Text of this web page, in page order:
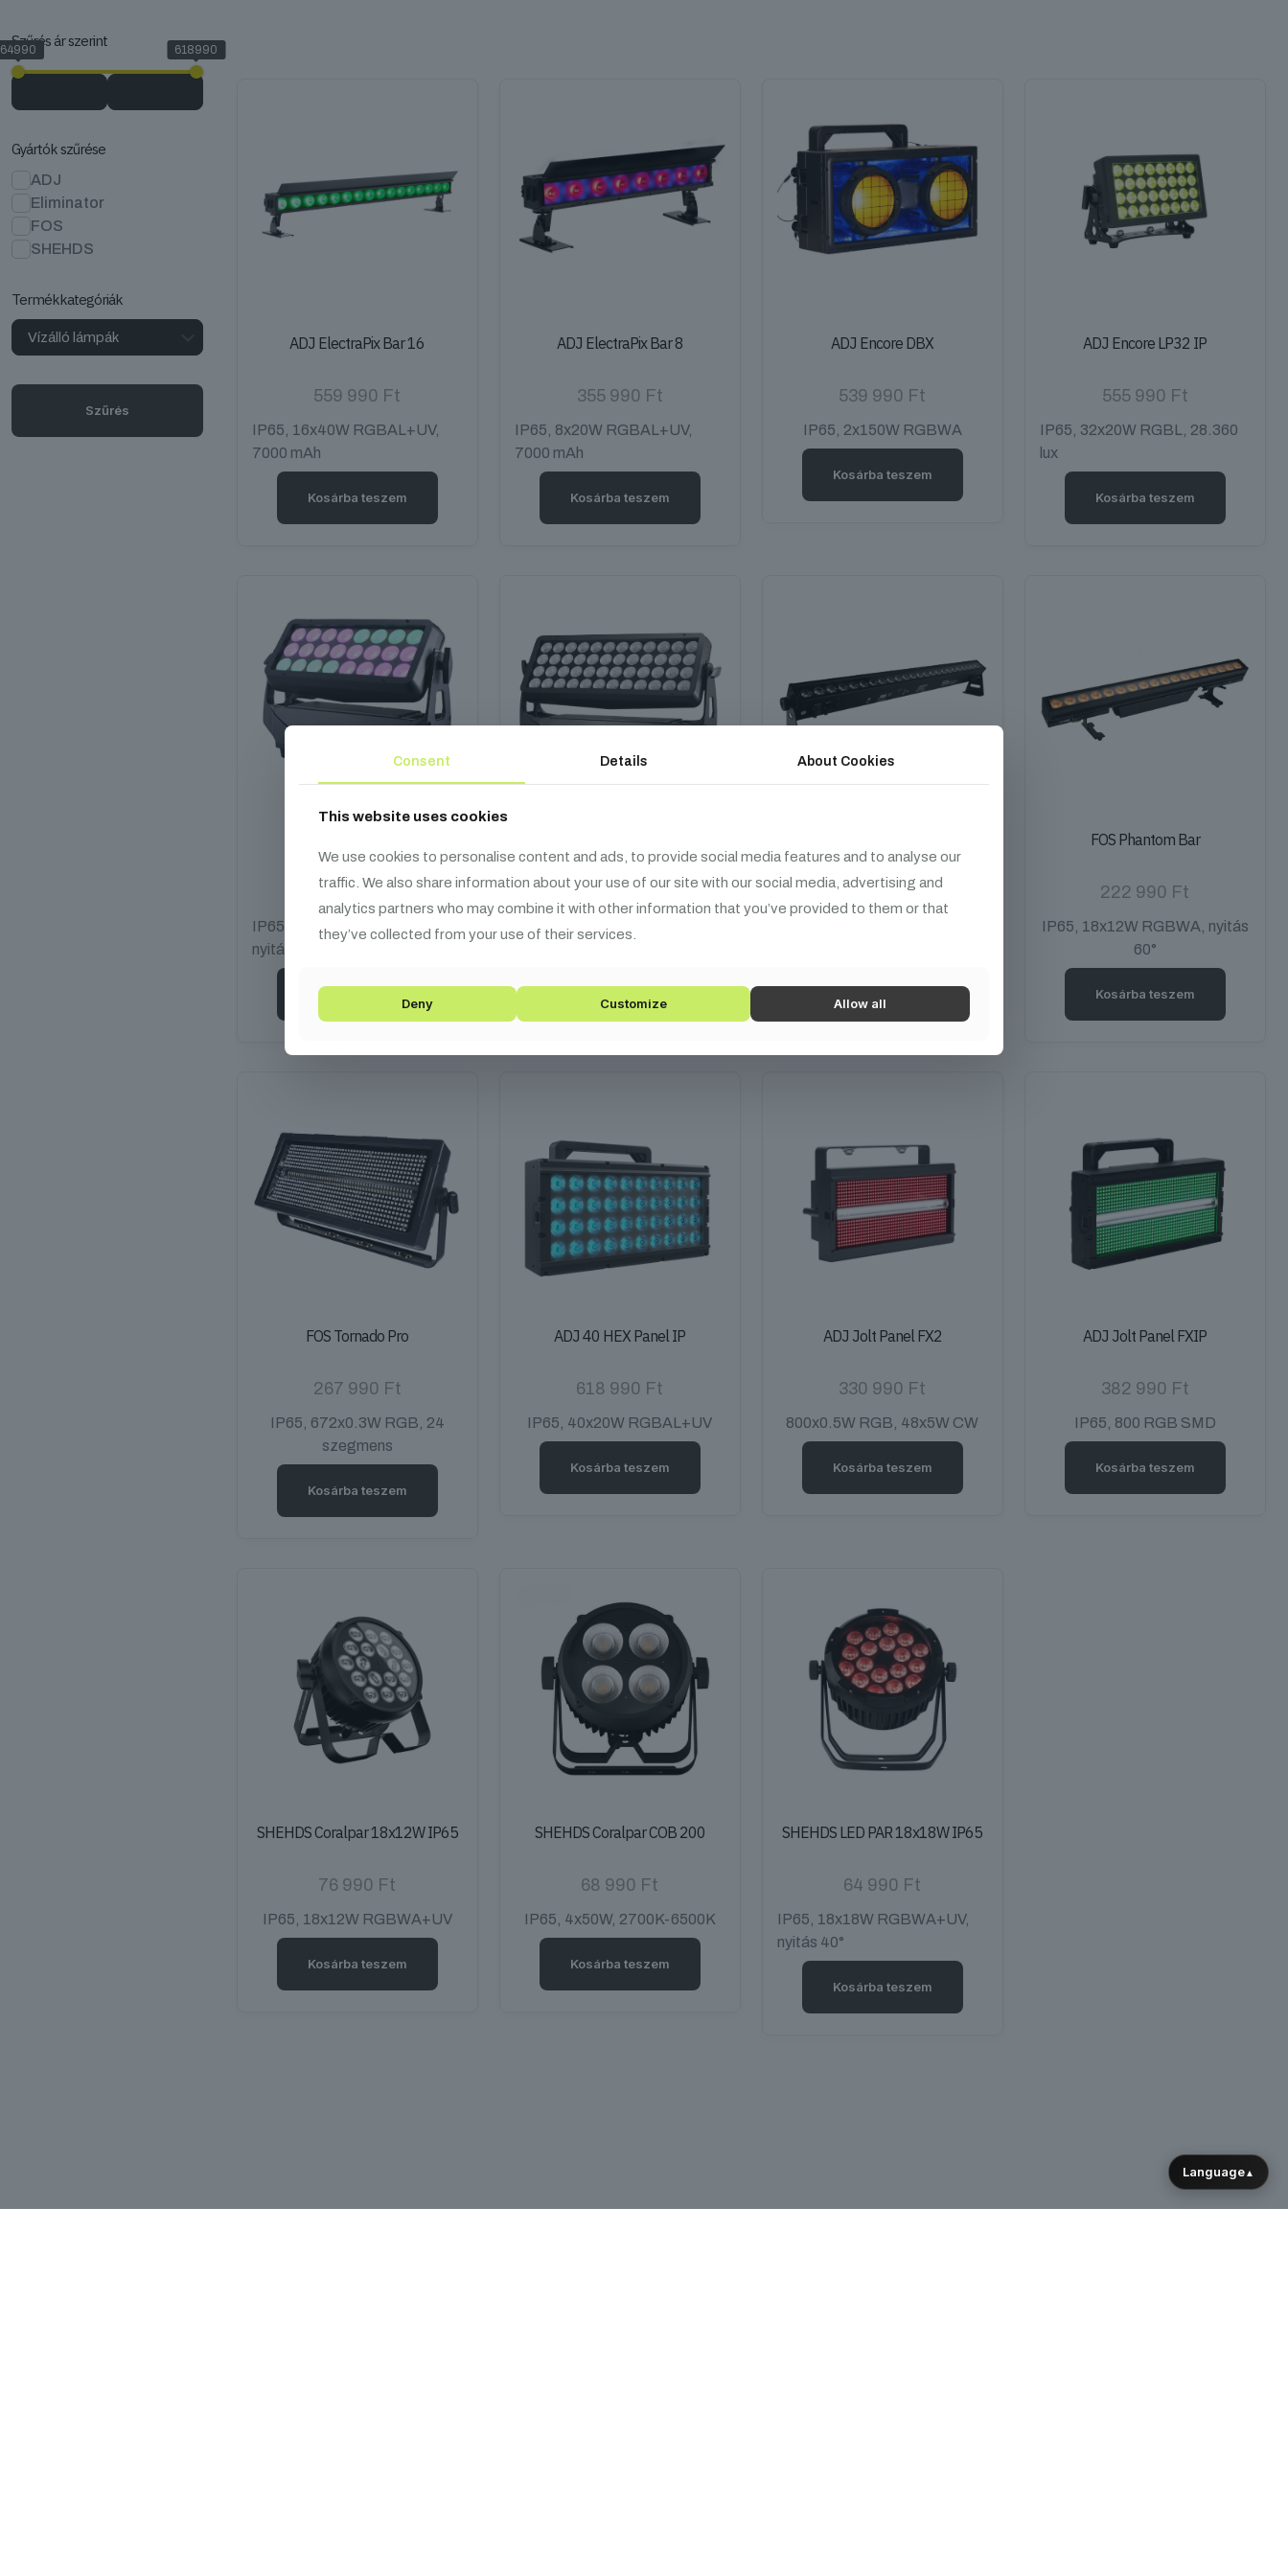
Szűrés ár szerint
64990 618990
Gyártók szűrése
ADJ
Eliminator
FOS
SHEHDS
Termékkategóriák
Szűrés
ADJ ElectraPix Bar 16
559 990 Ft
IP65, 16x40W RGBAL+UV,
7000 mAh
Kosárba teszem
ADJ ElectraPix Bar 8
355 990 Ft
IP65, 8x20W RGBAL+UV,
7000 mAh
Kosárba teszem
ADJ Encore DBX
539 990 Ft
IP65, 2x150W RGBWA
Kosárba teszem
ADJ Encore LP32 IP
555 990 Ft
IP65, 32x20W RGBL, 28.360
lux
Kosárba teszem
295 990 Ft
IP65, 24x20W RGBALC,
nyitás 25°
Kosárba teszem
427 990 Ft
IP65, 48x20W RGBW, nyitás
129 990Ft
FOS Phantom Bar
222 990 Ft
IP65, 18x12W RGBWA, nyitás
60°
Kosárba teszem
FOS Tornado Pro
267 990 Ft
IP65, 672x0.3W RGB, 24
szegmens
Kosárba teszem
ADJ 40 HEX Panel IP
618 990 Ft
IP65, 40x20W RGBAL+UV
Kosárba teszem
ADJ Jolt Panel FX2
330 990 Ft
800x0.5W RGB, 48x5W CW
Kosárba teszem
ADJ Jolt Panel FXIP
382 990 Ft
IP65, 800 RGB SMD
Kosárba teszem
SHEHDS Coralpar 18x12W IP65
76 990 Ft
IP65, 18x12W RGBWA+UV
Kosárba teszem
SHEHDS Coralpar COB 200
68 990 Ft
IP65, 4x50W, 2700K-6500K
Kosárba teszem
SHEHDS LED PAR 18x18W IP65
64 990 Ft
IP65, 18x18W RGBWA+UV,
nyitás 40°
Kosárba teszem
Consent Details About Cookies
This website uses cookies
We use cookies to personalise content and ads, to provide social media features and to analyse our
traffic. We also share information about your use of our site with our social media, advertising and
analytics partners who may combine it with other information that you’ve provided to them or that
they’ve collected from your use of their services.
Deny Customize Allow all
Language▲